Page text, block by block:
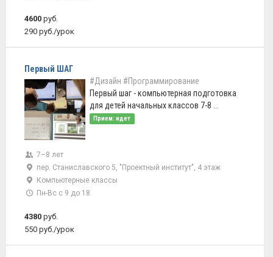
4600 руб.
290 руб./урок
Первый ШАГ
#Дизайн #Программирование
Первый шаг - компьютерная подготовка
для детей начальных классов 7-8 ...
Прием: идет
7–8 лет
пер. Станиславского 5, "Проектный институт", 4 этаж
Компьютерные классы
Пн-Вс с 9 до 18
4380 руб.
550 руб./урок